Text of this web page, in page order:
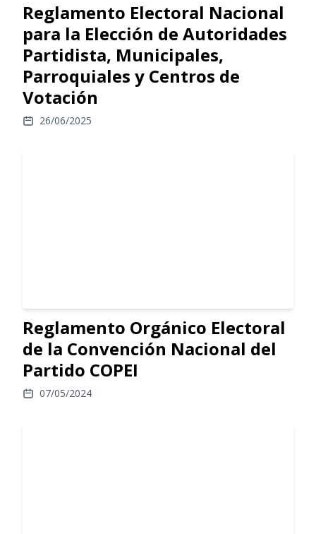
Reglamento Electoral Nacional
para la Elección de Autoridades
Partidista, Municipales,
Parroquiales y Centros de
Votación
26/06/2025
Reglamento Orgánico Electoral
de la Convención Nacional del
Partido COPEI
07/05/2024